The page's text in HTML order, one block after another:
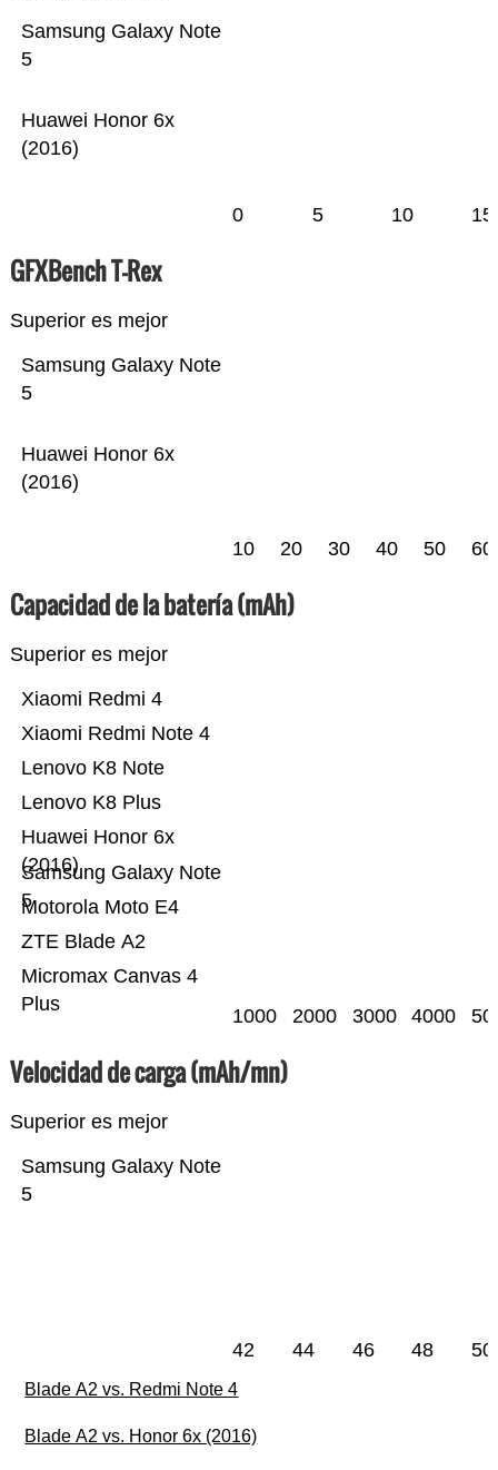
Huawei Honor 6x
(2016)
Samsung Galaxy Note
5
0 5 10 15
GFXBench T-Rex
Superior es mejor
Huawei Honor 6x
(2016)
Samsung Galaxy Note
5
10 20 30 40 50 60
Capacidad de la batería (mAh)
Superior es mejor
Micromax Canvas 4
Plus
ZTE Blade A2
Motorola Moto E4
Samsung Galaxy Note
5
Huawei Honor 6x
(2016)
Lenovo K8 Plus
Lenovo K8 Note
Xiaomi Redmi Note 4
Xiaomi Redmi 4
1000 2000 3000 4000
Velocidad de carga (mAh/mn)
Superior es mejor
Samsung Galaxy Note
5
42 44 46 48 50
Blade A2 vs. Redmi Note 4
Blade A2 vs. Honor 6x (2016)